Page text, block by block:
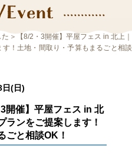
＞【8/2・3開催】平屋フェス in 北上｜
！土地・間取り・予算もまるごと相談
日(日)
開催】平屋フェス in 北
ランをご提案します！
ごと相談OK！